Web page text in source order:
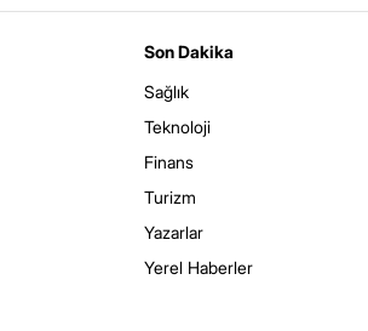
Son Dakika
Sağlık
Teknoloji
Finans
Turizm
Yazarlar
Yerel Haberler